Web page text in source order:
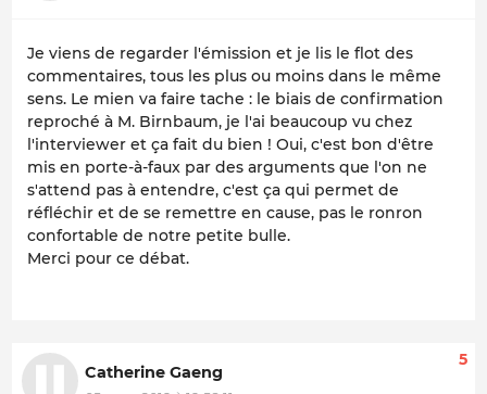
Je viens de regarder l'émission et je lis le flot des
commentaires, tous les plus ou moins dans le même
sens. Le mien va faire tache : le biais de confirmation
reproché à M. Birnbaum, je l'ai beaucoup vu chez
l'interviewer et ça fait du bien ! Oui, c'est bon d'être
mis en porte-à-faux par des arguments que l'on ne
s'attend pas à entendre, c'est ça qui permet de
réfléchir et de se remettre en cause, pas le ronron
confortable de notre petite bulle.
Merci pour ce débat.
Catherine Gaeng
5